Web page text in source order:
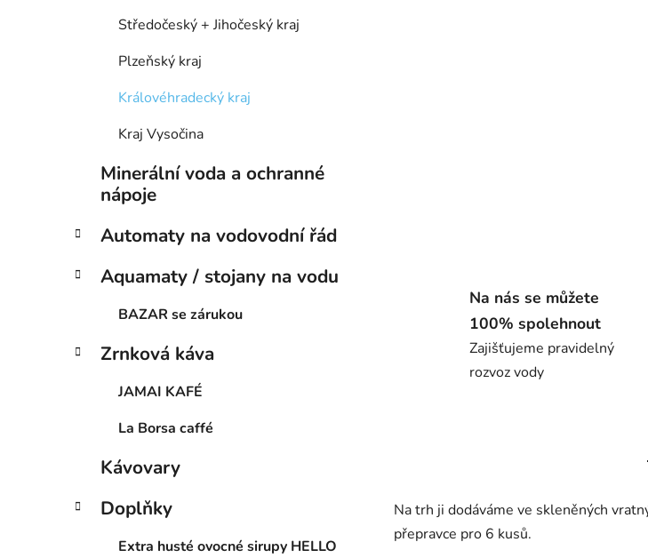
Středočeský + Jihočeský kraj
Plzeňský kraj
Královéhradecký kraj
Kraj Vysočina
Minerální voda a ochranné
nápoje
Automaty na vodovodní řád
Aquamaty / stojany na vodu
BAZAR se zárukou
Zrnková káva
JAMAI KAFÉ
La Borsa caffé
Kávovary
Doplňky
Extra husté ovocné sirupy HELLO
Na nás se můžete
100% spolehnout
Zajišťujeme pravidelný
rozvoz vody
Na trh ji dodáváme ve skleněných
přepravce pro 6 kusů.